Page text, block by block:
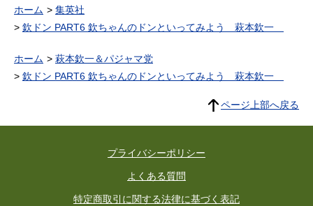
ホーム
集英社
欽ドン PART6 欽ちゃんのドンといってみよう 萩本欽一
ホーム
萩本欽一＆パジャマ党
欽ドン PART6 欽ちゃんのドンといってみよう 萩本欽一
ページ上部へ戻る
プライバシーポリシー
よくある質問
特定商取引に関する法律に基づく表記